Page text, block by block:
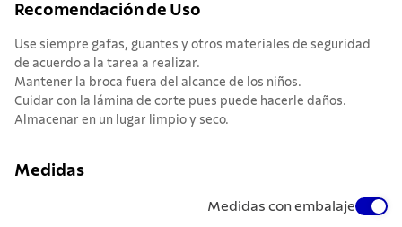
Recomendación de Uso
Use siempre gafas, guantes y otros materiales de seguridad
de acuerdo a la tarea a realizar.
Mantener la broca fuera del alcance de los niños.
Cuidar con la lámina de corte pues puede hacerle daños.
Almacenar en un lugar limpio y seco.
Medidas
Medidas con embalaje